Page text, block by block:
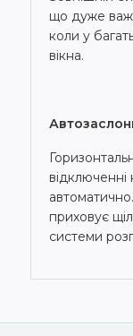
що дуже
коли у
вікна.
приховує
системи